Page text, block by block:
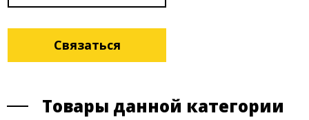
Связаться
Товары данной категории